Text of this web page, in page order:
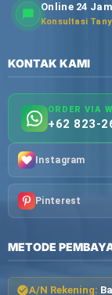
Online 24
Konsultasi
KONTAK KAMI
ORDER VIA
+62 823-
Instagram
Pinterest
METODE
A/N Rekening: